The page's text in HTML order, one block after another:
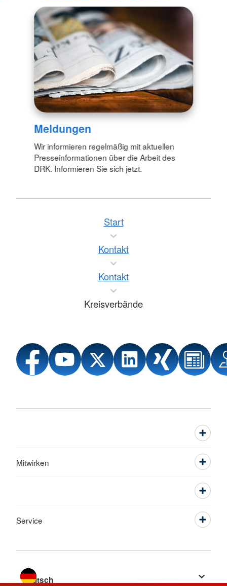
Meldungen
Wir informieren regelmäßig mit aktuellen
Presseinformationen über die Arbeit des
DRK. Informieren Sie sich jetzt.
Start
Kontakt
Kontakt
Kreisverbände
Mitwirken
Service
Sprache wechseln zu